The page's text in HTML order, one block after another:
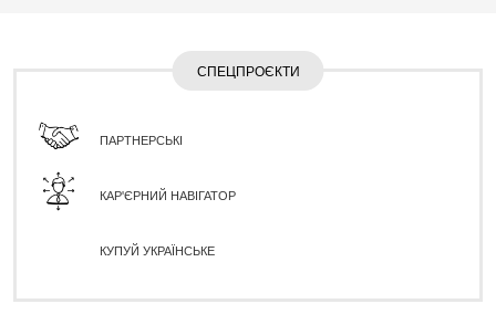
СПЕЦПРОЄКТИ
ПАРТНЕРСЬКІ
КАР'ЄРНИЙ НАВІГАТОР
КУПУЙ УКРАЇНСЬКЕ